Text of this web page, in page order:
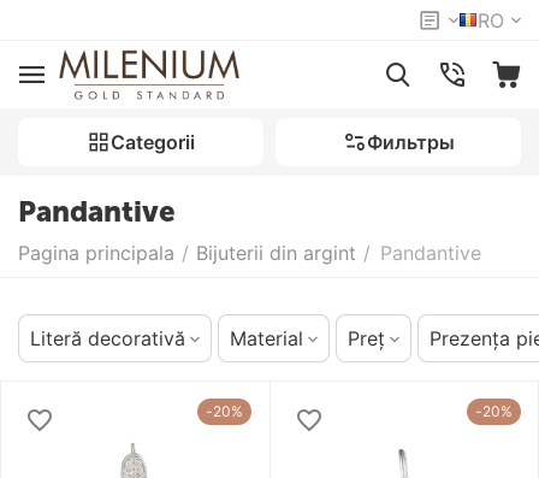
RO
Categorii Фильтры
Pandantive
Pagina principala / Bijuterii din argint / Pandantive
Literă decorativă Material Preț Prezența
-20% -20%